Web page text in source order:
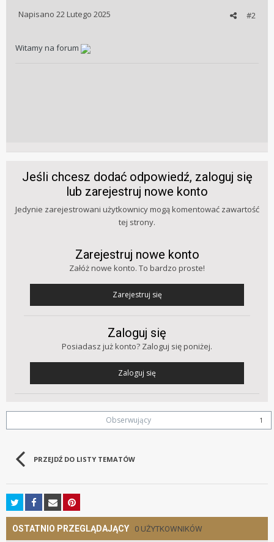
#2
Napisano 22 Lutego 2025
Witamy na forum
Jeśli chcesz dodać odpowiedź, zaloguj się
lub zarejestruj nowe konto
Jedynie zarejestrowani użytkownicy mogą komentować zawartość
tej strony.
Zarejestruj nowe konto
Załóż nowe konto. To bardzo proste!
Zarejestruj się
Zaloguj się
Posiadasz już konto? Zaloguj się poniżej.
Zaloguj się
Obserwujący 1
PRZEJDŹ DO LISTY TEMATÓW
OSTATNIO PRZEGLĄDAJĄCY 0 UŻYTKOWNIKÓW